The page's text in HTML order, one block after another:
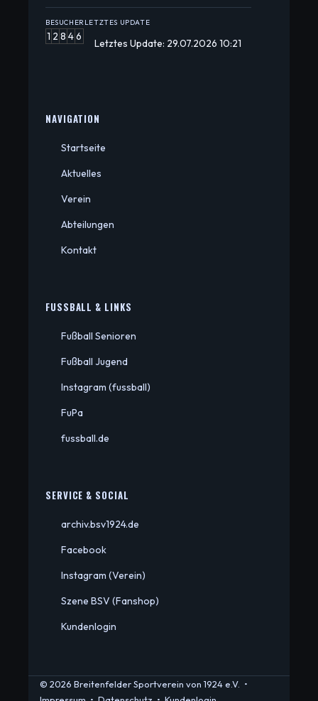
BESUCHER
1 2 8 46
LETZTES UPDATE
Letztes Update: 29.07.2026 10:21
NAVIGATION
Startseite
Aktuelles
Verein
Abteilungen
Kontakt
FUSSBALL & LINKS
Fußball Senioren
Fußball Jugend
Instagram (fussball)
FuPa
fussball.de
SERVICE & SOCIAL
archiv.bsv1924.de
Facebook
Instagram (Verein)
Szene BSV (Fanshop)
Kundenlogin
© 2026 Breitenfelder Sportverein von 1924 e.V. •